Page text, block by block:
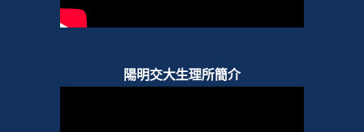
陽明交大生理所簡介